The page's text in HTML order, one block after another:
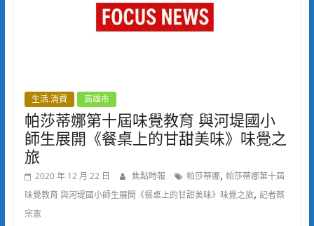
生活.消費 高雄市
帕莎蒂娜第十屆味覺教育 與河堤國小
師生展開《餐桌上的甘甜美味》味覺之
旅
2020 年 12 月 22 日 焦點時報 帕莎蒂娜, 帕莎蒂娜第十屆
味覺教育 與河堤國小師生展開《餐桌上的甘甜美味》味覺之旅, 記者蔡
宗憲